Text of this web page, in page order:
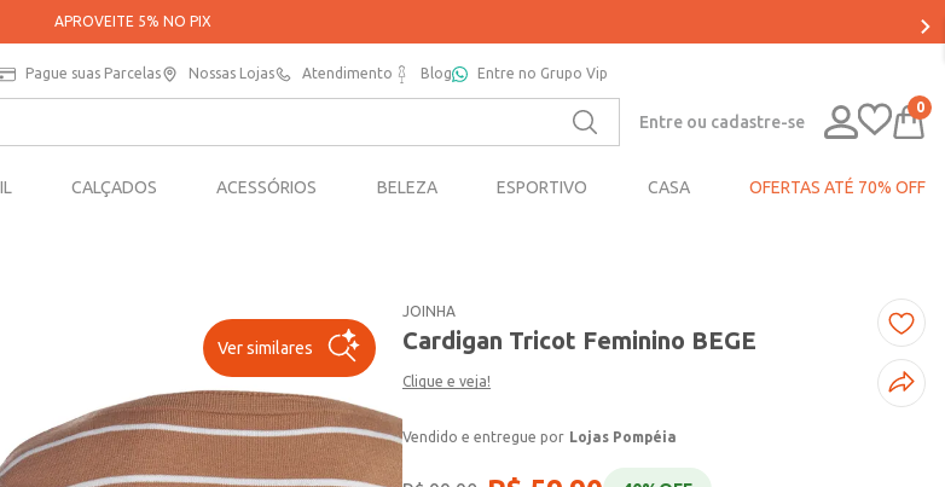
Pague suas Parcelas Nossas Lojas Atendimento Blog Entre no Grupo Vip
Entre ou cadastre-se
0
CALÇADOS ACESSÓRIOS BELEZA ESPORTIVO CASA OFERTAS ATÉ 70% OFF
Ver similares
JOINHA
Cardigan Tricot Feminino BEGE
Clique e veja!
Lojas Pompéia